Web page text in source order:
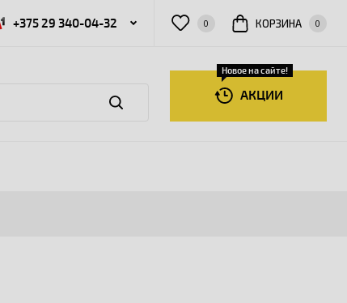
+375 29 340-04-32 0 КОРЗИНА 0
АКЦИИ
Новое на сайте!